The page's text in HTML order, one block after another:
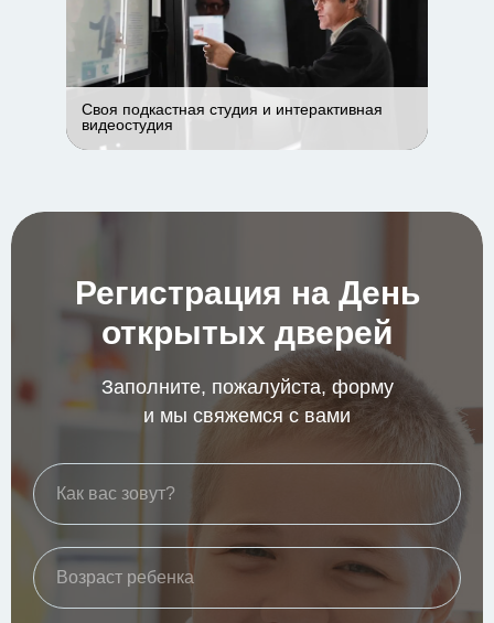
Своя подкастная студия и интерактивная
видеостудия
Регистрация на День
открытых дверей
Заполните, пожалуйста, форму
и мы свяжемся с вами